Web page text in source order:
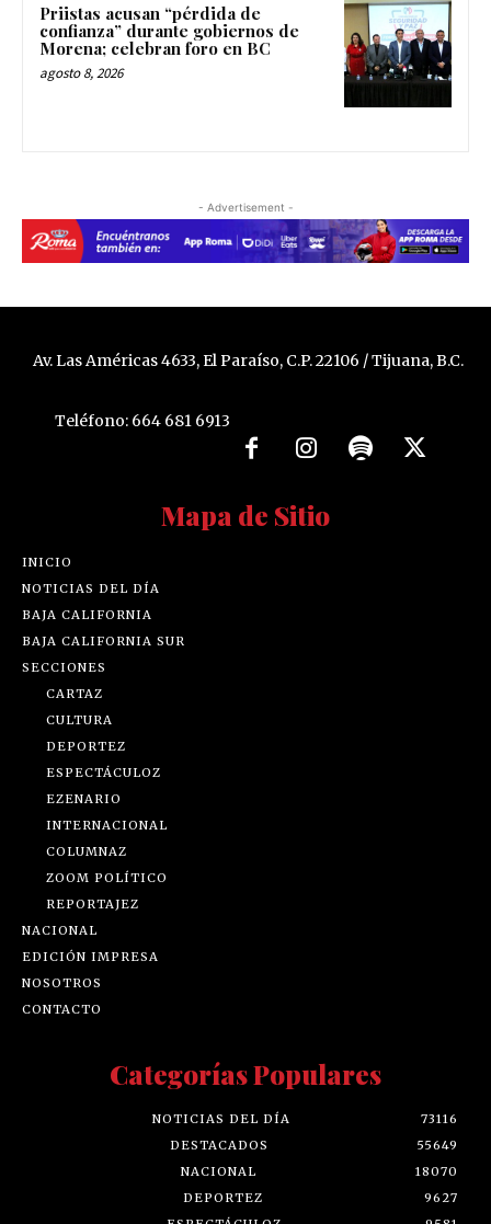
Priistas acusan “pérdida de
confianza” durante gobiernos de
Morena; celebran foro en BC
agosto 8, 2026
- Advertisement -
Av. Las Américas 4633, El Paraíso, C.P. 22106 / Tijuana, B.C.
Teléfono: 664 681 6913
Mapa de Sitio
INICIO
NOTICIAS DEL DÍA
BAJA CALIFORNIA
BAJA CALIFORNIA SUR
SECCIONES
CARTAZ
CULTURA
DEPORTEZ
ESPECTÁCULOZ
EZENARIO
INTERNACIONAL
COLUMNAZ
ZOOM POLÍTICO
REPORTAJEZ
NACIONAL
EDICIÓN IMPRESA
NOSOTROS
CONTACTO
Categorías Populares
NOTICIAS DEL DÍA
73116
DESTACADOS
55649
NACIONAL
18070
DEPORTEZ
9627